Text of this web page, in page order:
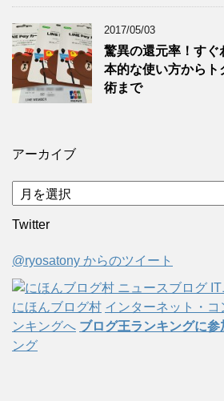
2017/05/03
驚異の還元率！す
本的な使い方からト
術まで
アーカイブ
ア
ー
カ
ブ
Twitter
@ryosatony からのツイート
にほんブログ村 インターネット・
ンキングへ ブログ王ランキングに参
ング